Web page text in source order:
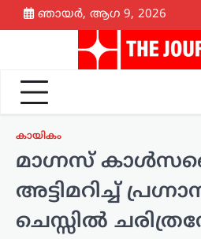
Skip
to
ഞായർ, ആഗ 9, 2026
കായികം
മാഗ്നസ്
അട്ടിമറിച്ച്
ചെസ്സിൽ